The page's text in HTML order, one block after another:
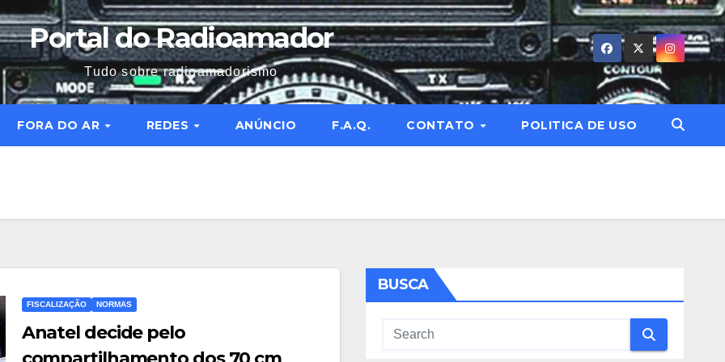
Portal do Radioamador
Tudo sobre radioamadorismo
FORA DO AR REDES ANÚNCIO F.A.Q. CONTATO POLITICA DE USO
FISCALIZAÇÃO NORMAS
Anatel decide pelo
BUSCA